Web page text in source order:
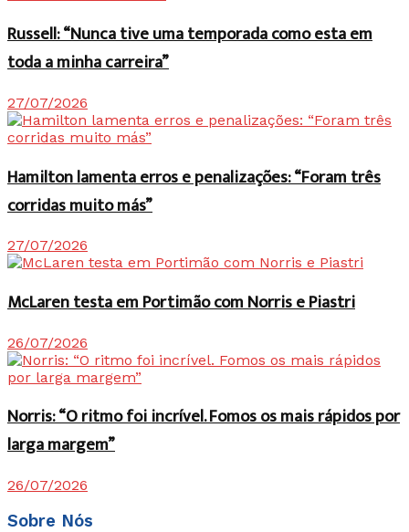
Russell: “Nunca tive uma temporada como esta em
toda a minha carreira”
27/07/2026
Hamilton lamenta erros e penalizações: “Foram três
corridas muito más”
27/07/2026
McLaren testa em Portimão com Norris e Piastri
26/07/2026
Norris: “O ritmo foi incrível. Fomos os mais rápidos por
larga margem”
26/07/2026
Sobre Nós